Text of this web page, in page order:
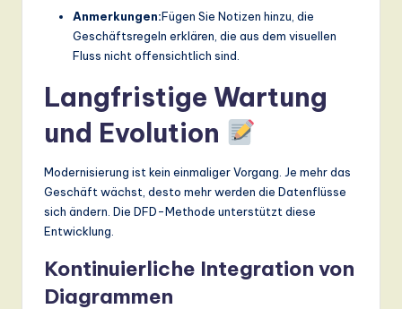
Anmerkungen:Fügen Sie Notizen hinzu, die
Geschäftsregeln erklären, die aus dem visuellen
Fluss nicht offensichtlich sind.
Langfristige Wartung
und Evolution
Modernisierung ist kein einmaliger Vorgang. Je mehr das
Geschäft wächst, desto mehr werden die Datenflüsse
sich ändern. Die DFD-Methode unterstützt diese
Entwicklung.
Kontinuierliche Integration von
Diagrammen